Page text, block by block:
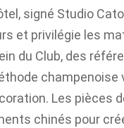
signé Studio
et privilégie les
du Club, des
champenoise
Les pièces
chinés pour